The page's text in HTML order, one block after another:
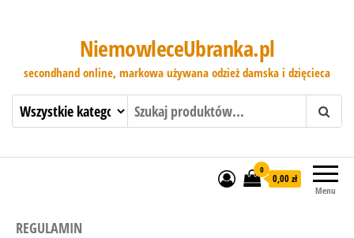
NiemowleceUbranka.pl
secondhand online, markowa używana odzież damska i dzięcieca
Menu
0
0,00 zł
REGULAMIN